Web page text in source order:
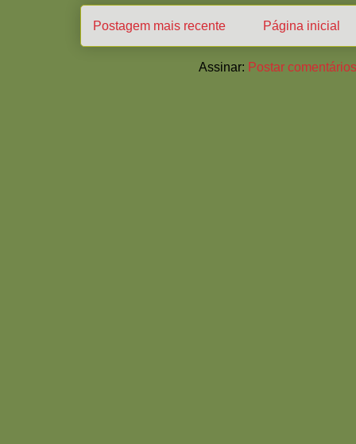
Postagem mais recente Página inicial
Assinar: Postar